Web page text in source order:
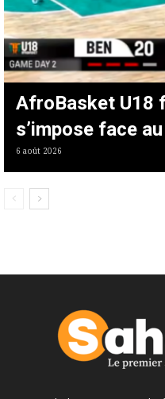
AfroBasket U18
s’impose face
6 août 2026